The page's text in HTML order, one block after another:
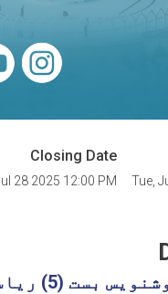
Tue,
Closing Date
28 2025 12:00 PM
انتشارات کتب بیهقی